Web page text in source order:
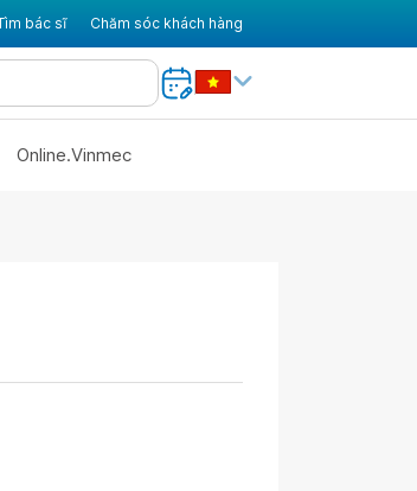
bác sĩ Chăm sóc khách hàng
Online.Vinmec